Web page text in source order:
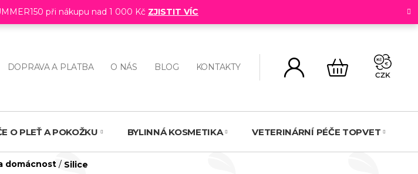
při nákupu nad 1 000 Kč ZJISTIT VÍC
DOPRAVA A PLATBA O NÁS BLOG KONTAKTY
NÁKUPNÍ
KOŠÍK
CZK
O PLEŤ A POKOŽKU BYLINNÁ KOSMETIKA VETERINÁRNÍ PÉČE TOPVET
domácnost / Silice